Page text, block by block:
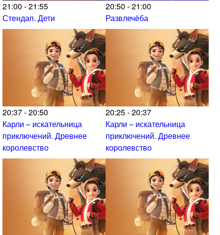
21:00 - 21:55
Стендап. Дети
20:50 - 21:00
Развлечёба
20:37 - 20:50
Карли – искательница
приключений. Древнее
королевство
20:25 - 20:37
Карли – искательница
приключений. Древнее
королевство